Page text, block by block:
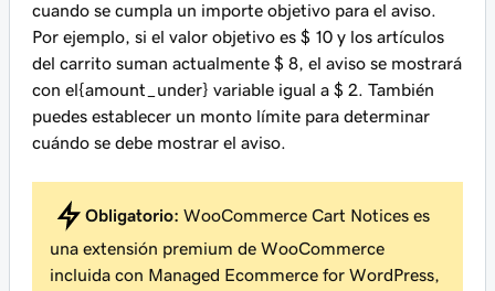
cuando se cumpla un importe objetivo para el aviso.
Por ejemplo, si el valor objetivo es $ 10 y los artículos
del carrito suman actualmente $ 8, el aviso se mostrará
con el{amount_under} variable igual a $ 2. También
puedes establecer un monto límite para determinar
cuándo se debe mostrar el aviso.
Obligatorio: WooCommerce Cart Notices es
una extensión premium de WooCommerce
incluida con Managed Ecommerce for WordPress,